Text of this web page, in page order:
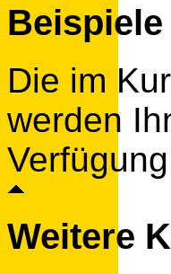
Beispiele
Die im
werden
Weitere